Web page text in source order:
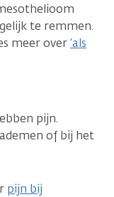
te remmen.
meer over‘als
pijn.
of bij het
pijn bij